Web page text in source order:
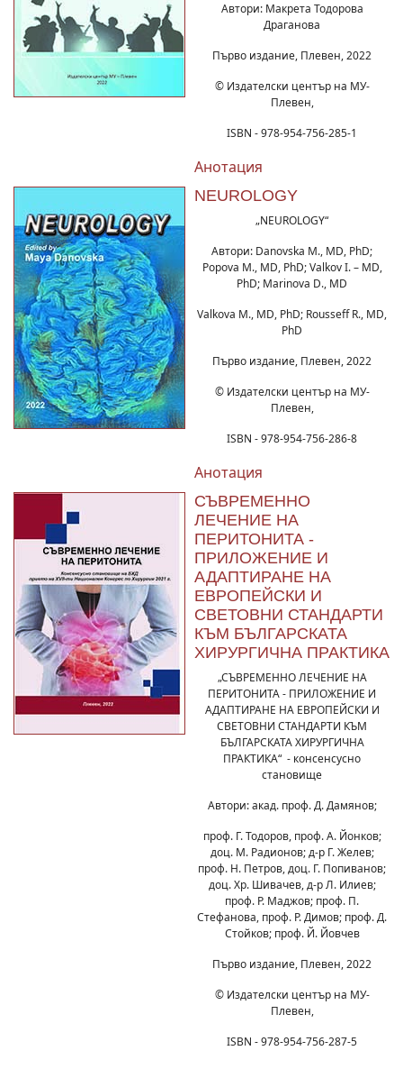
Автори: Макрета Тодорова
Драганова
Първо издание, Плевен, 2022
© Издателски център на МУ-
Плевен,
ISBN - 978-954-756-285-1
Анотация
NEUROLOGY
„NEUROLOGY“
Автори: Danovska M., MD, PhD;
Popova М., MD, PhD; Valkov I. – MD,
PhD; Marinova D., MD
Valkova M., MD, PhD; Rousseff R., MD,
PhD
Първо издание, Плевен, 2022
© Издателски център на МУ-
Плевен,
ISBN - 978-954-756-286-8
Анотация
СЪВРЕМЕННО
ЛЕЧЕНИЕ НА
ПЕРИТОНИТА -
ПРИЛОЖЕНИЕ И
АДАПТИРАНЕ НА
ЕВРОПЕЙСКИ И
СВЕТОВНИ СТАНДАРТИ
КЪМ БЪЛГАРСКАТА
ХИРУРГИЧНА ПРАКТИКА
„СЪВРЕМЕННО ЛЕЧЕНИЕ НА
ПЕРИТОНИТА - ПРИЛОЖЕНИЕ И
АДАПТИРАНЕ НА ЕВРОПЕЙСКИ И
СВЕТОВНИ СТАНДАРТИ КЪМ
БЪЛГАРСКАТА ХИРУРГИЧНА
ПРАКТИКА“ - консенсусно
становище
Автори: акад. проф. Д. Дамянов;
проф. Г. Тодоров, проф. А. Йонков;
доц. М. Радионов; д-р Г. Желев;
проф. Н. Петров, доц. Г. Попиванов;
доц. Хр. Шивачев, д-р Л. Илиев;
проф. Р. Маджов; проф. П.
Стефанова, проф. Р. Димов; проф. Д.
Стойков; проф. Й. Йовчев
Първо издание, Плевен, 2022
© Издателски център на МУ-
Плевен,
ISBN - 978-954-756-287-5